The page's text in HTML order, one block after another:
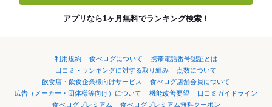
アプリなら1ヶ月無料でランキング検索！
利用規約 食べログについて
携帯電話番号認証とは
口コミ・ランキングに対する取り組み
点数について
飲食店・飲食企業様向けサービス
食べログ店舗会員について
広告（メーカー・団体様等向け）について
機能改善要望
口コミガイドライン
食べログプレミアム
食べログプレミアム無料クーポン